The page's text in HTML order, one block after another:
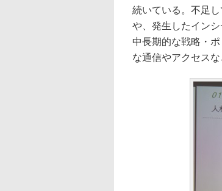
続いている。不足
や、発生したイン
中長期的な戦略・
な通信やアクセス